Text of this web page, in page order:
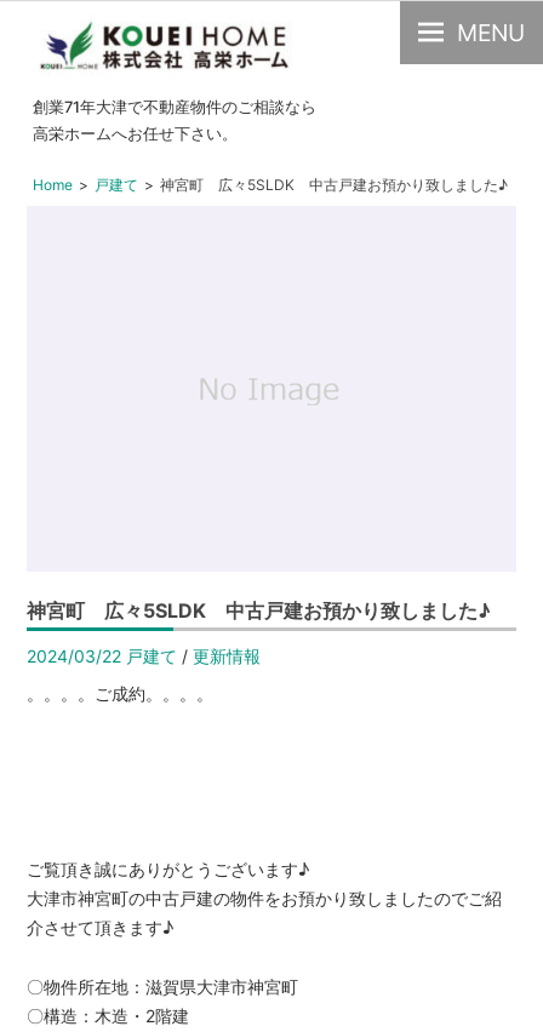
大
津
の
エ
ス
栄
ホ
ム】
創業71年大津で不動産物件のご相談なら
高栄ホームへお任せ下さい。
MENU
Home 戸建て 神宮町 広々5SLDK 中古戸建お預かり致しました♪
神宮町 広々5SLDK 中古戸建お預かり致しました♪
2024/03/22 戸建て /更新情報
。。。。ご成約。。。。
ご覧頂き誠にありがとうございます♪
大津市神宮町の中古戸建の物件をお預かり致しましたのでご紹
介させて頂きます♪
〇物件所在地：滋賀県大津市神宮町
〇構造：木造・2階建